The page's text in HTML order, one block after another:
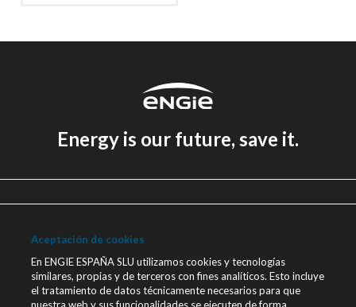
Energy is our future, save it.
Aviso legal
Política de Privacidad
Política de cookies
Canal Ético
Aceptación de cookies
En ENGIE ESPAÑA SLU utilizamos cookies y tecnologías
similares, propias y de terceros con fines analíticos. Esto incluye
el tratamiento de datos técnicamente necesarios para que